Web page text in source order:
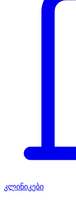
კლინიკები